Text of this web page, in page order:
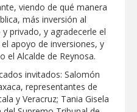
CANTUROSAS
A NUEVO LAREDO COMO
DE ENERGÍA LIMPIA EN
Carlos Peña Ortiz
inmediata de servicios
ante tormenta
del Estado y
viendo de qué manera
más inversión al
privado, y agradecerle el
apoyo de inversiones, y
el Alcalde de Reynosa.
invitados: Salomón
representantes de
y Veracruz; Tania Gisela